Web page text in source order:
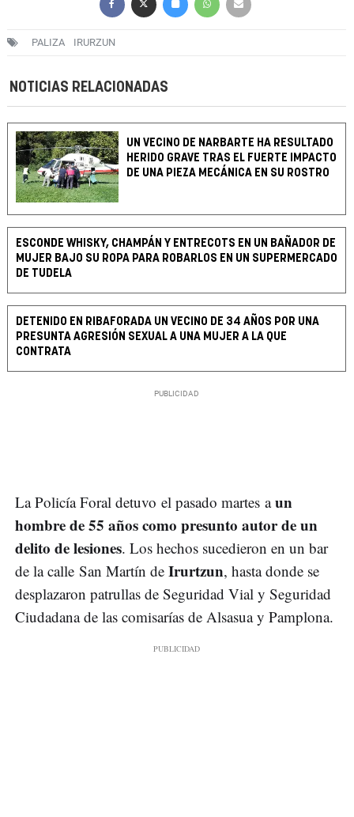
PALIZA IRURZUN
NOTICIAS RELACIONADAS
UN VECINO DE NARBARTE HA RESULTADO
HERIDO GRAVE TRAS EL FUERTE IMPACTO
DE UNA PIEZA MECÁNICA EN SU ROSTRO
ESCONDE WHISKY, CHAMPÁN Y ENTRECOTS EN UN BAÑADOR DE
MUJER BAJO SU ROPA PARA ROBARLOS EN UN SUPERMERCADO
DE TUDELA
DETENIDO EN RIBAFORADA UN VECINO DE 34 AÑOS POR UNA
PRESUNTA AGRESIÓN SEXUAL A UNA MUJER A LA QUE
CONTRATA
La Policía Foral detuvo el pasado martes aun
hombre de 55 años como presunto autor de un
delito de lesiones. Los hechos sucedieron en un bar
de la calle San Martín de Irurtzun, hasta donde se
desplazaron patrullas de Seguridad Vial y Seguridad
Ciudadana de las comisarías de Alsasua y Pamplona.